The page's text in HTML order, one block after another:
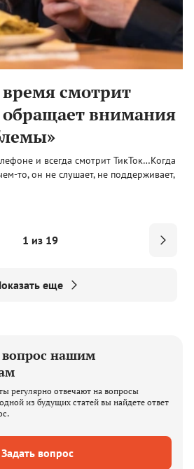
время смотрит
внимания
и всегда смотрит ТикТок…Когда
то, он не слушает, не поддерживает,
1 из 19
еще
вопрос нашим
регулярно отвечают на вопросы
из будущих статей вы найдете ответ
Задать вопрос